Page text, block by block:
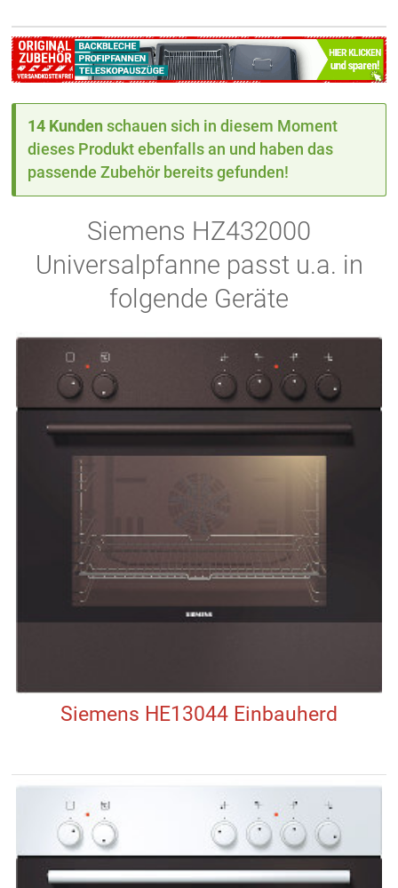
14 Kunden schauen sich in diesem Moment
dieses Produkt ebenfalls an und haben das
passende Zubehör bereits gefunden!
Siemens HZ432000
Universalpfanne passt u.a. in
folgende Geräte
Siemens HE13044 Einbauherd